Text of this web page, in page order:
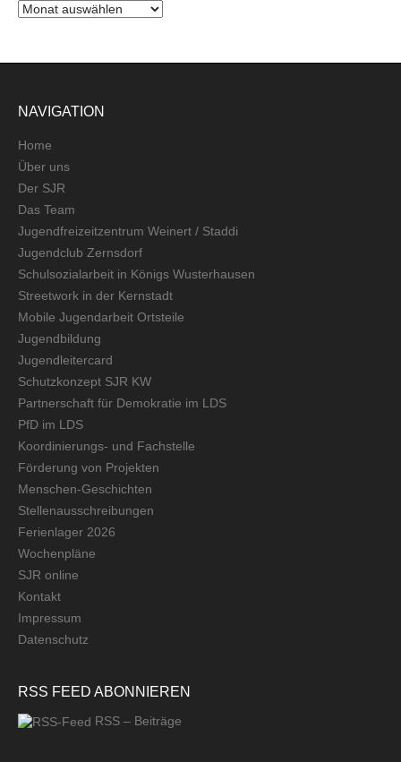
Archiv
NAVIGATION
Home
Über uns
Der SJR
Das Team
Jugendfreizeitzentrum Weinert / Staddi
Jugendclub Zernsdorf
Schulsozialarbeit in Königs Wusterhausen
Streetwork in der Kernstadt
Mobile Jugendarbeit Ortsteile
Jugendbildung
Jugendleitercard
Schutzkonzept SJR KW
Partnerschaft für Demokratie im LDS
PfD im LDS
Koordinierungs- und Fachstelle
Förderung von Projekten
Menschen-Geschichten
Stellenausschreibungen
Ferienlager 2026
Wochenpläne
SJR online
Kontakt
Impressum
Datenschutz
RSS FEED ABONNIEREN
RSS – Beiträge